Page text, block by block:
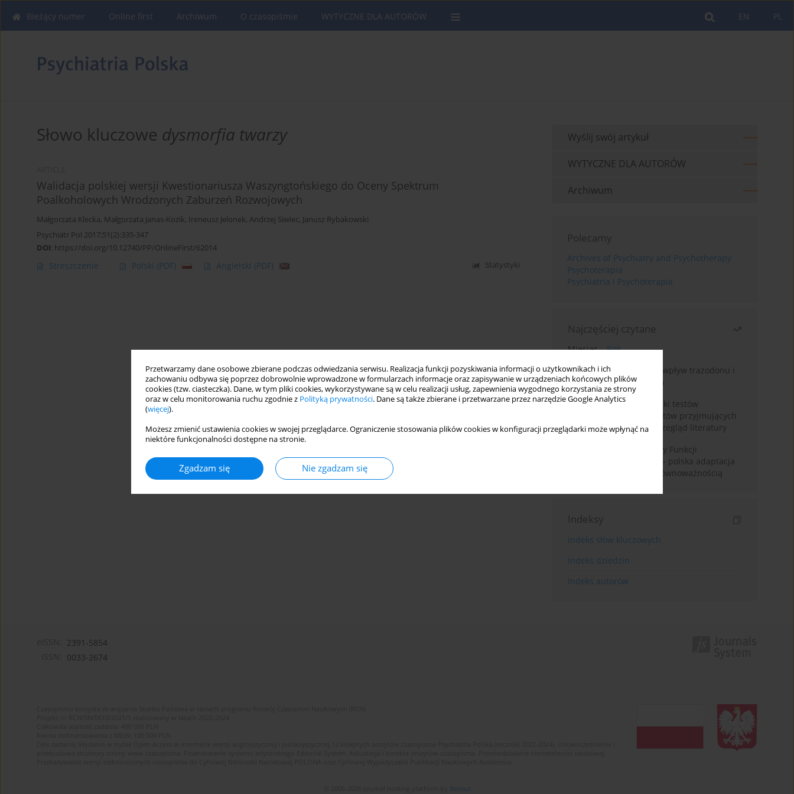
Przetwarzamy dane osobowe zbierane podczas odwiedzania serwisu. Realizacja funkcji pozyskiwania informacji o użytkownikach i ich
zachowaniu odbywa się poprzez dobrowolnie wprowadzone w formularzach informacje oraz zapisywanie w urządzeniach końcowych plików
cookies (tzw. ciasteczka). Dane, w tym pliki cookies, wykorzystywane są w celu realizacji usług, zapewnienia wygodnego korzystania ze strony
oraz w celu monitorowania ruchu zgodnie z Polityką prywatności. Dane są także zbierane i przetwarzane przez narzędzie Google Analytics
(więcej).
Możesz zmienić ustawienia cookies w swojej przeglądarce. Ograniczenie stosowania plików cookies w konfiguracji przeglądarki może wpłynąć na
niektóre funkcjonalności dostępne na stronie.
Zgadzam się Nie zgadzam się
PL
EN
Bieżący numer Online first Archiwum O czasopiśmie WYTYCZNE DLA AUTORÓW
Słowo kluczowe dysmorfia twarzy
Walidacja polskiej wersji Kwestionariusza Waszyngtońskiego do Oceny Spektrum
Poalkoholowych Wrodzonych Zaburzeń Rozwojowych
Małgorzata Klecka, Małgorzata Janas-Kozik, Ireneusz Jelonek, Andrzej Siwiec, Janusz Rybakowski
Psychiatr Pol 2017;51(2):335-347
DOI: https://doi.org/10.12740/PP/OnlineFirst/62014
Streszczenie Polski (PDF) Angielski (PDF) Statystyki
Wyślij swój artykuł
WYTYCZNE DLA AUTORÓW
Archiwum
Polecamy
Archives of Psychiatry and Psychotherapy
Psychoterapia
Psychiatria i Psychoterapia
Najczęściej czytane
Miesiąc
Rok
Leczenie bezsenności – wpływ trazodonu i
leków nasennych na sen
Fałszywie dodatnie wyniki testów
narkotykowych u pacjentów przyjmujących
leki psychotropowe – przegląd literatury
Montrealska Skala Oceny Funkcji
Poznawczych MoCA 7.2.– polska adaptacja
metody i badania nad równoważnością
Indeksy
Indeks słów kluczowych
Indeks dziedzin
Indeks autorów
2391-5854
0033-2674
Bentus